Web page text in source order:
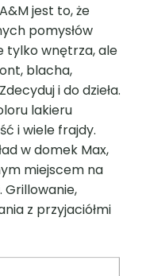
jest to, że
pomysłów
tylko wnętrza, ale
blacha,
i do dzieła.
lakieru
i wiele frajdy.
w domek Max,
miejscem na
Grillowanie,
z przyjaciółmi